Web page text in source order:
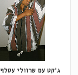
ג'קט עם שרוולי עטלף